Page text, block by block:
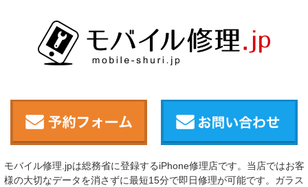
モバイル修理.jpは総務省に登録するiPhone修理店です。当店ではお客
様の大切なデータを消さずに最短15分で即日修理が可能です。ガラス